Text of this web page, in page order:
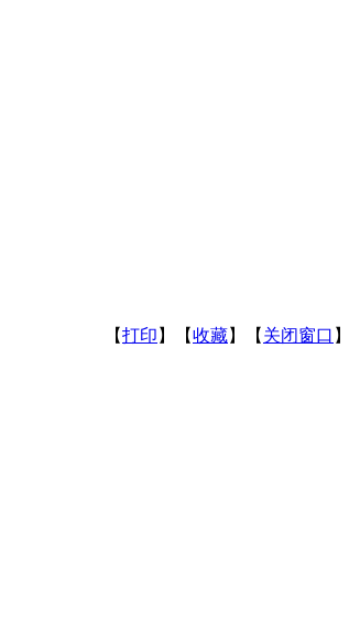
【打印 】【收藏】【 关闭窗口 】